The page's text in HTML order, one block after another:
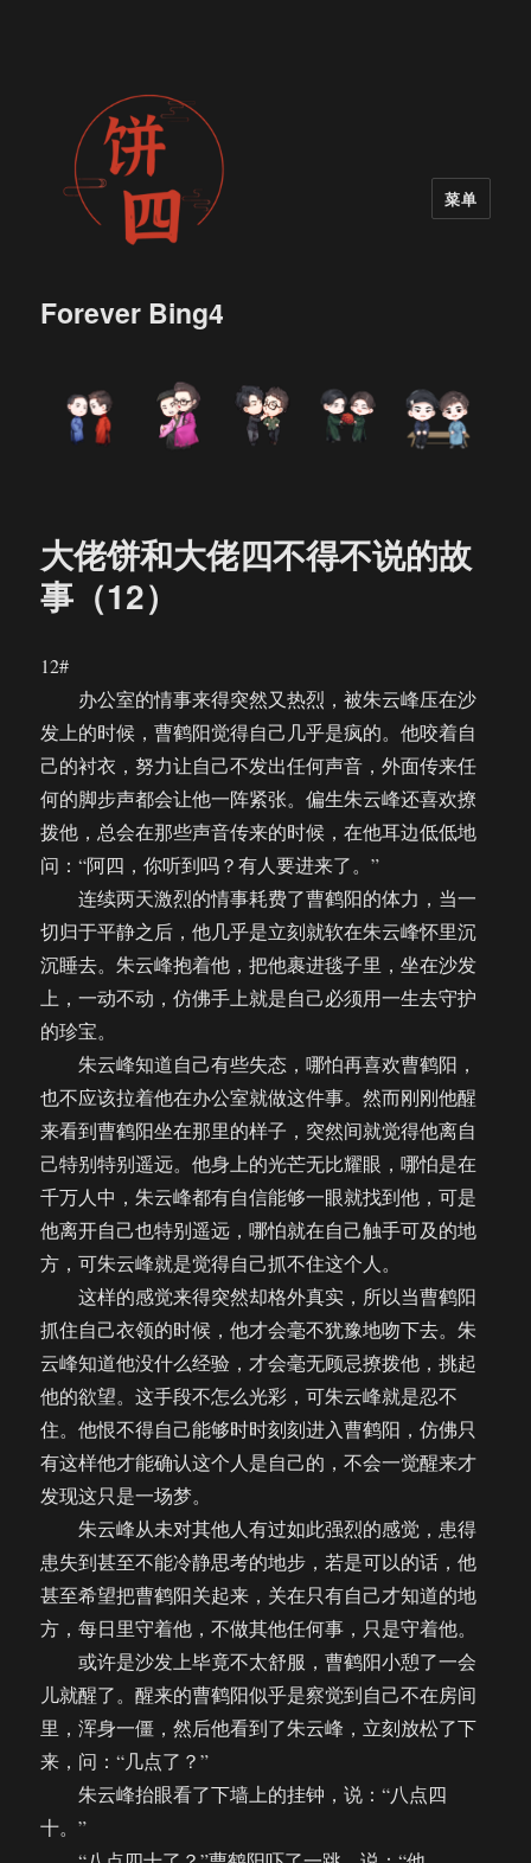
Forever Bing4
菜单
大佬饼和大佬四不得不说的故
事（12）
12#
办公室的情事来得突然又热烈，被朱云峰压在沙
发上的时候，曹鹤阳觉得自己几乎是疯的。他咬着自
己的衬衣，努力让自己不发出任何声音，外面传来任
何的脚步声都会让他一阵紧张。偏生朱云峰还喜欢撩
拨他，总会在那些声音传来的时候，在他耳边低低地
问：“阿四，你听到吗？有人要进来了。”
连续两天激烈的情事耗费了曹鹤阳的体力，当一
切归于平静之后，他几乎是立刻就软在朱云峰怀里沉
沉睡去。朱云峰抱着他，把他裹进毯子里，坐在沙发
上，一动不动，仿佛手上就是自己必须用一生去守护
的珍宝。
朱云峰知道自己有些失态，哪怕再喜欢曹鹤阳，
也不应该拉着他在办公室就做这件事。然而刚刚他醒
来看到曹鹤阳坐在那里的样子，突然间就觉得他离自
己特别特别遥远。他身上的光芒无比耀眼，哪怕是在
千万人中，朱云峰都有自信能够一眼就找到他，可是
他离开自己也特别遥远，哪怕就在自己触手可及的地
方，可朱云峰就是觉得自己抓不住这个人。
这样的感觉来得突然却格外真实，所以当曹鹤阳
抓住自己衣领的时候，他才会毫不犹豫地吻下去。朱
云峰知道他没什么经验，才会毫无顾忌撩拨他，挑起
他的欲望。这手段不怎么光彩，可朱云峰就是忍不
住。他恨不得自己能够时时刻刻进入曹鹤阳，仿佛只
有这样他才能确认这个人是自己的，不会一觉醒来才
发现这只是一场梦。
朱云峰从未对其他人有过如此强烈的感觉，患得
患失到甚至不能冷静思考的地步，若是可以的话，他
甚至希望把曹鹤阳关起来，关在只有自己才知道的地
方，每日里守着他，不做其他任何事，只是守着他。
或许是沙发上毕竟不太舒服，曹鹤阳小憩了一会
儿就醒了。醒来的曹鹤阳似乎是察觉到自己不在房间
里，浑身一僵，然后他看到了朱云峰，立刻放松了下
来，问：“几点了？”
朱云峰抬眼看了下墙上的挂钟，说：“八点四
十。”